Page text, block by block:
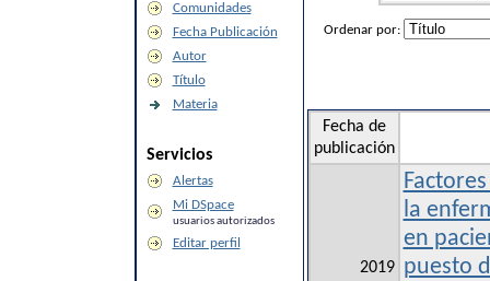
Comunidades
Fecha Publicación
Autor
Título
Materia
Servicios
Alertas
Mi DSpace
usuarios autorizados
Editar perfil
Ordenar por:
Fecha de
publicación
2019
la
en
puesto